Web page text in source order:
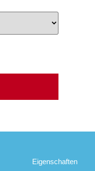
Eigenschaften